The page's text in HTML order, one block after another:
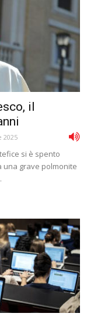
il
2025
si è spento
una grave polmonite